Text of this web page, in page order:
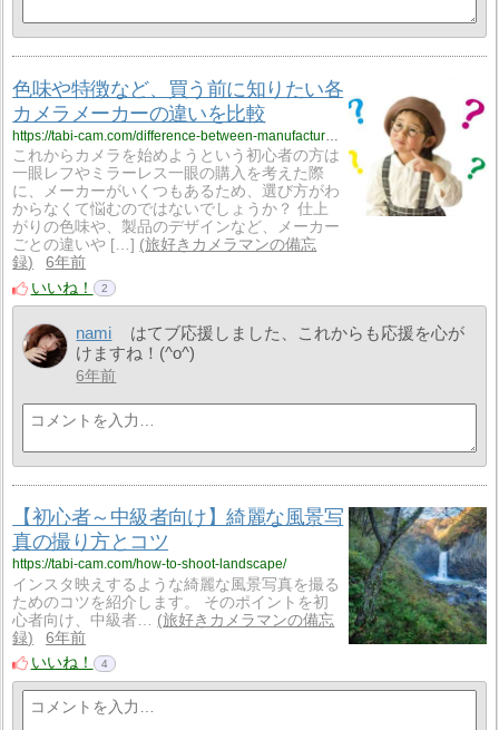
色味や特徴など、買う前に知りたい各
カメラメーカーの違いを比較
これからカメラを始めようという初心者の方は
一眼レフやミラーレス一眼の購入を考えた際
に、メーカーがいくつもあるため、選び方がわ
からなくて悩むのではないでしょうか？ 仕上
がりの色味や、製品のデザインなど、メーカー
ごとの違いや […]
旅好きカメラマンの備忘
録
6年前
いいね！
2
nami
はてブ応援しました、これからも応援を心が
けますね！(^o^)
6年前
【初心者～中級者向け】綺麗な風景写
真の撮り方とコツ
https://tabi-cam.com/how-to-shoot-landscape/
インスタ映えするような綺麗な風景写真を撮る
ためのコツを紹介します。 そのポイントを初
心者向け、中級者…
旅好きカメラマンの備忘
録
6年前
いいね！
4